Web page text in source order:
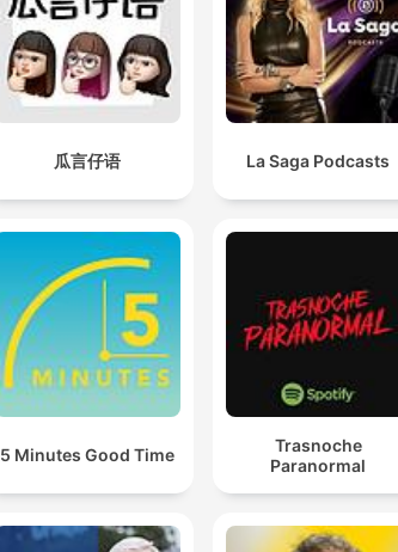
瓜言仔语 La Saga Podcasts
5 Minutes Good Time
Trasnoche
Paranormal